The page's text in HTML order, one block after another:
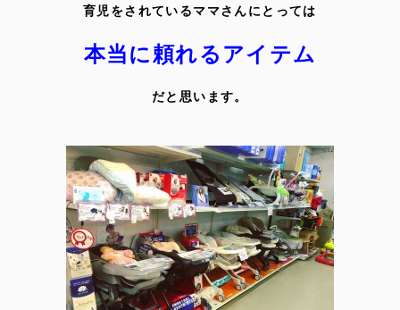
育児をされているママさんにとっては
本当に頼れるアイテム
だと思います。